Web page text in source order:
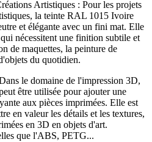
Artistiques : Pour les projets
la teinte RAL 1015 Ivoire
et élégante avec un fini mat. Elle
nécessitent une finition subtile et
de maquettes, la peinture de
du quotidien.
le domaine de l'impression 3D,
être utilisée pour ajouter une
aux pièces imprimées. Elle est
en valeur les détails et les textures,
en 3D en objets d'art.
que l'ABS, PETG...